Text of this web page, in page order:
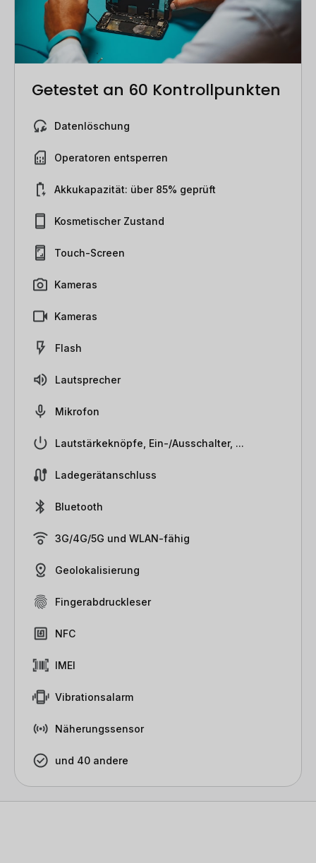
Getestet an 60 Kontrollpunkten
Datenlöschung
Operatoren entsperren
Akkukapazität: über 85% geprüft
Kosmetischer Zustand
Touch-Screen
Kameras
Kameras
Flash
Lautsprecher
Mikrofon
Lautstärkeknöpfe, Ein-/Ausschalter, ...
Ladegerätanschluss
Bluetooth
3G/4G/5G und WLAN-fähig
Geolokalisierung
Fingerabdruckleser
NFC
IMEI
Vibrationsalarm
Näherungssensor
und 40 andere